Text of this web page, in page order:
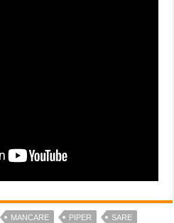
MANCARE PIPER SARE